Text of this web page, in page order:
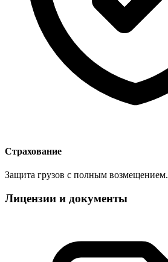
Страхование
Защита грузов с полным возмещением.
Лицензии и документы